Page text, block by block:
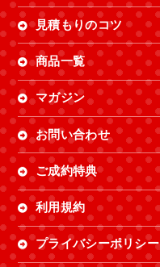
見積もりのコツ
商品一覧
マガジン
お問い合わせ
ご成約特典
利用規約
プライバシーポリシー